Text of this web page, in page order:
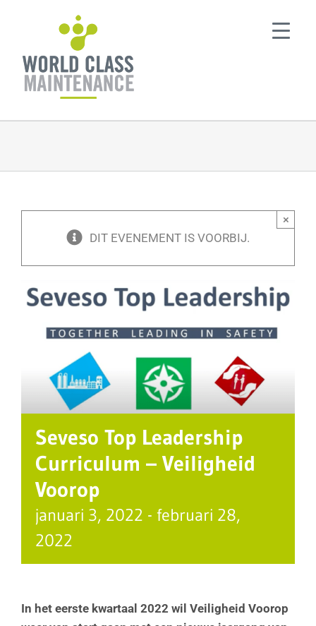
DIT EVENEMENT IS VOORBIJ.
×
Seveso Top Leadership
Curriculum – Veiligheid
Voorop
januari 3, 2022 - februari 28,
2022
In het eerste kwartaal 2022 wil Veiligheid Voorop